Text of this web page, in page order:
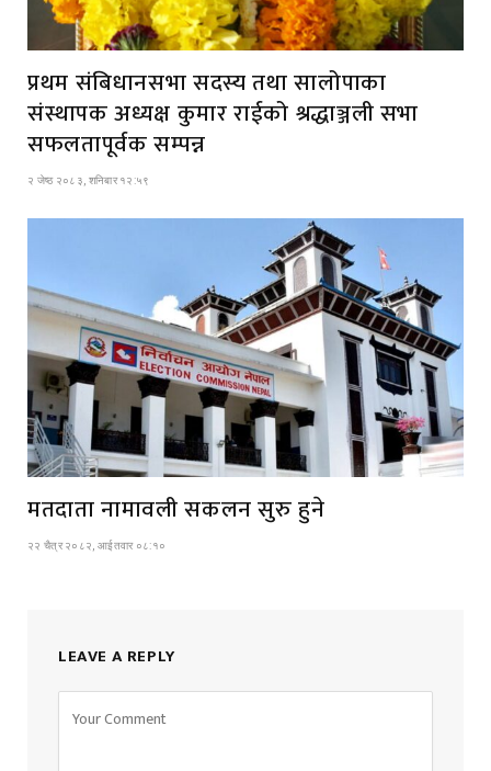
प्रथम संबिधानसभा सदस्य तथा सालोपाका
संस्थापक अध्यक्ष कुमार राईको श्रद्धाञ्जली सभा
सफलतापूर्वक सम्पन्न
२ जेष्ठ २०८३, शनिबार १२:५९
मतदाता नामावली सकलन सुरु हुने
२२ चैत्र २०८२, आईतवार ०८:१०
LEAVE A REPLY